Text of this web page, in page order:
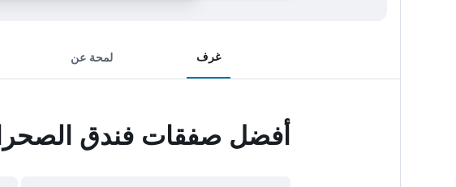
غرف لمحة عن
أفضل صفقات فندق